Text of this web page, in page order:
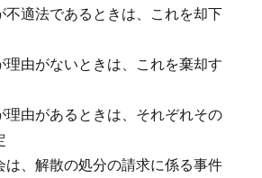
不適法であるときは、これを却下
理由がないときは、これを棄却す
理由があるときは、それぞれその
は、解散の処分の請求に係る事件